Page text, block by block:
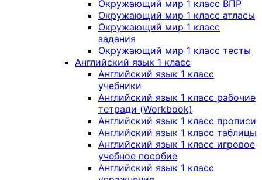
Окружающий мир 1 класс ВПР
Окружающий мир 1 класс атласы
Окружающий мир 1 класс
задания
Окружающий мир 1 класс тесты
Английский язык 1 класс
Английский язык 1 класс
учебники
Английский язык 1 класс рабочие
тетради (Workbook)
Английский язык 1 класс прописи
Английский язык 1 класс таблицы
Английский язык 1 класс игровое
учебное пособие
Английский язык 1 класс